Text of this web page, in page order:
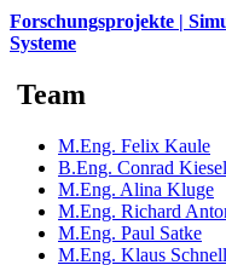
Forschungsprojekte |
Systeme
Team
M.Eng. Felix Kaule
B.Eng. Conrad
M.Eng. Alina Kluge
M.Eng. Richard
M.Eng. Paul Satke
M.Eng. Klaus